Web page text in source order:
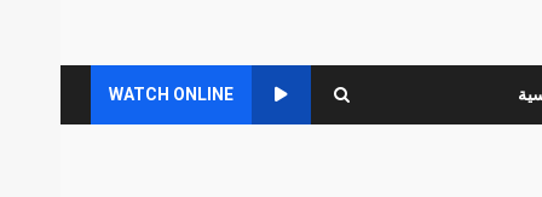
WATCH ONLINE